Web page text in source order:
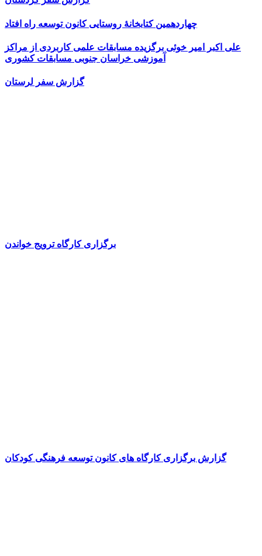
چهاردهمین کتابخانۀ روستایی کانون توسعه راه افتاد
علی اکبر امیر خوئی برگزیده مسابقات علمی کاربردی از مراکز
آموزشی خراسان جنوبی مسابقات کشوری
گزارش سفر لرستان
برگزاری کارگاه ترویج خواندن
گزارش برگزاری کارگاه های کانون توسعه فرهنگی کودکان